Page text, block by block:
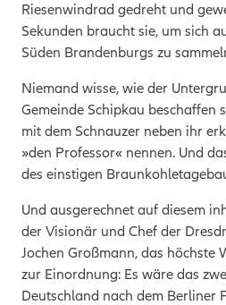
Riesenwindrad gedreht und
Sekunden braucht sie, um sich
Süden Brandenburgs zu
Niemand wisse, wie der
Gemeinde Schipkau beschaffen
mit dem Schnauzer neben ihr
»den Professor« nennen. Und
des einstigen
Und ausgerechnet auf diesem
der Visionär und Chef der
Jochen Großmann, das höchste
zur Einordnung: Es wäre das
Deutschland nach dem Berliner